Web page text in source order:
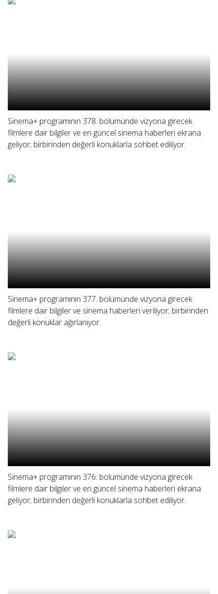
Sinema+ programının 378. bölümünde vizyona girecek
filmlere dair bilgiler ve en güncel sinema haberleri ekrana
geliyor; birbirinden değerli konuklarla sohbet ediliyor.
Sinema+ programının 377. bölümünde vizyona girecek
filmlere dair bilgiler ve sinema haberleri veriliyor; birbirinden
değerli konuklar ağırlanıyor.
Sinema+ programının 376. bölümünde vizyona girecek
filmlere dair bilgiler ve en güncel sinema haberleri ekrana
geliyor; birbirinden değerli konuklarla sohbet ediliyor.